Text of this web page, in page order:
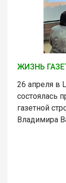
ЖИЗНЬ
26 апреля в
состоялась
газетной
Владимира